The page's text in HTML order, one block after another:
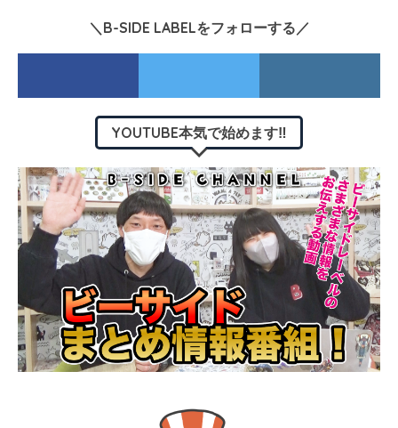
＼B-SIDE LABELをフォローする／
YOUTUBE本気で始めます‼︎